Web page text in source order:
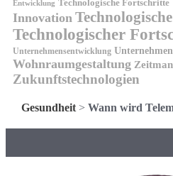
Entwicklung Technologische Fortschritte
Innovation
Technologischer
Unternehmensentwicklung
Wohnraumgestaltung
Zukunftstechnologien
Gesundheit> Wann wird